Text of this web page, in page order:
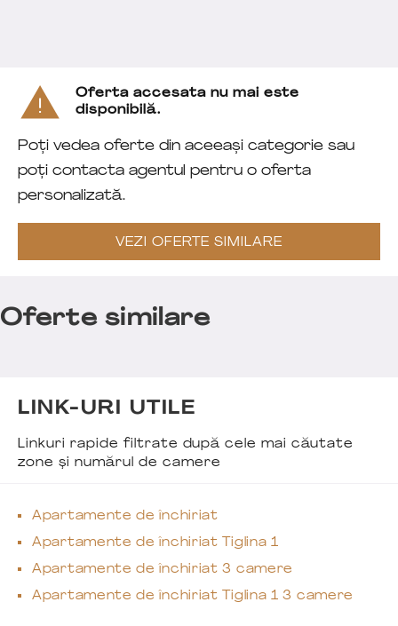
Oferta accesata nu mai este
disponibilă.
Poți vedea oferte din aceeași categorie sau
poți contacta agentul pentru o oferta
personalizată.
VEZI OFERTE SIMILARE
Oferte similare
LINK-URI UTILE
Linkuri rapide filtrate după cele mai căutate
zone și numărul de camere
Apartamente de închiriat
Apartamente de închiriat Tiglina 1
Apartamente de închiriat 3 camere
Apartamente de închiriat Tiglina 1 3 camere